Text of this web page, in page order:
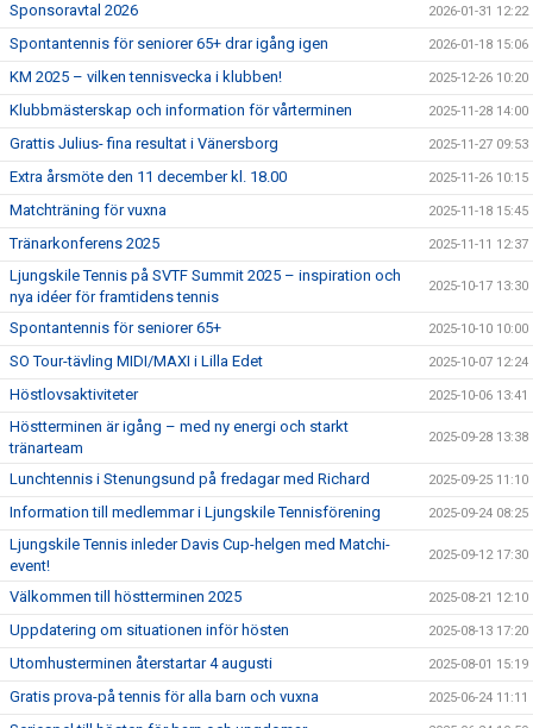
Sponsoravtal 2026 2026-01-31 12:22
Spontantennis för seniorer 65+ drar igång igen 2026-01-18 15:06
KM 2025 – vilken tennisvecka i klubben! 2025-12-26 10:20
Klubbmästerskap och information för vårterminen 2025-11-28 14:00
Grattis Julius- fina resultat i Vänersborg 2025-11-27 09:53
Extra årsmöte den 11 december kl. 18.00 2025-11-26 10:15
Matchträning för vuxna 2025-11-18 15:45
Tränarkonferens 2025 2025-11-11 12:37
Ljungskile Tennis på SVTF Summit 2025 – inspiration och
nya idéer för framtidens tennis
2025-10-17 13:30
Spontantennis för seniorer 65+ 2025-10-10 10:00
SO Tour-tävling MIDI/MAXI i Lilla Edet 2025-10-07 12:24
Höstlovsaktiviteter 2025-10-06 13:41
Höstterminen är igång – med ny energi och starkt
tränarteam
2025-09-28 13:38
Lunchtennis i Stenungsund på fredagar med Richard 2025-09-25 11:10
Information till medlemmar i Ljungskile Tennisförening 2025-09-24 08:25
Ljungskile Tennis inleder Davis Cup-helgen med Matchi-
event!
2025-09-12 17:30
Välkommen till höstterminen 2025 2025-08-21 12:10
Uppdatering om situationen inför hösten 2025-08-13 17:20
Utomhusterminen återstartar 4 augusti 2025-08-01 15:19
Gratis prova-på tennis för alla barn och vuxna 2025-06-24 11:11